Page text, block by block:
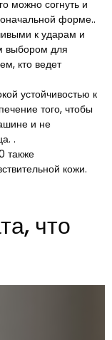
можно согнуть и
форме..
к ударам и
выбором для
кто ведет
устойчивостью к
того, чтобы
и не
.
также
кожи.
что